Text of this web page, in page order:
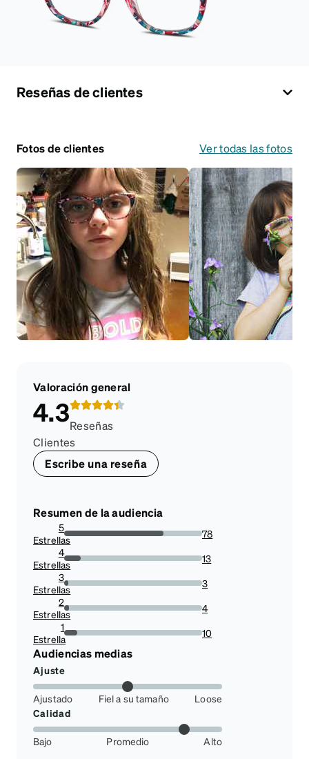
Reseñas de clientes
Fotos de clientes Ver todas las fotos
Valoración general
4.3Reseñas
Clientes
Escribe una reseña
Resumen de la audiencia
5
Estrellas72.22222222222221%
78
4
Estrellas12.037037037037036%
13
3
Estrellas2.7777777777777777%
3
2
Estrellas3.7037037037037033%
4
1
Estrella9.25925925925926%
10
Audiencias medias
Ajuste
Ajustado Fiel a su tamaño
Loose
Calidad
Bajo Promedio Alto